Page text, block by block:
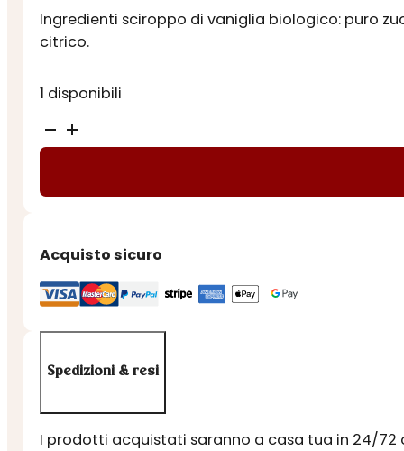
Ingredienti sciroppo di vaniglia biologico: puro
citrico.
1 disponibili
SCIROPPO
VANIGLIA
quantità
Acquisto sicuro
Spedizioni & resi
I prodotti acquistati saranno a casa tua in 24/72